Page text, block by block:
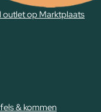
outlet op Marktplaats
& kommen